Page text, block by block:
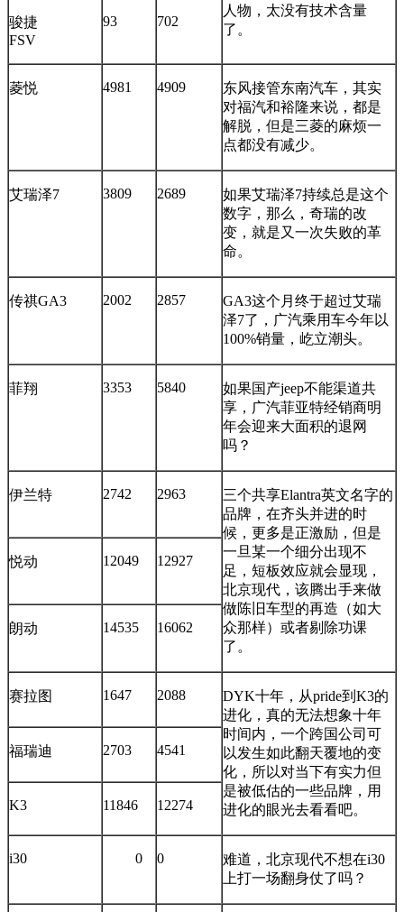
人物，太没有技术含量
了。
骏捷
FSV
93 702
菱悦 4981 4909
东风接管东南汽车，其实
对福汽和裕隆来说，都是
解脱，但是三菱的麻烦一
点都没有减少。
艾瑞泽7 3809 2689
如果艾瑞泽7持续总是这个
数字，那么，奇瑞的改
变，就是又一次失败的革
命。
传祺GA3 2002 2857
GA3这个月终于超过艾瑞
泽7了，广汽乘用车今年以
100%销量，屹立潮头。
菲翔 3353 5840
如果国产jeep不能渠道共
享，广汽菲亚特经销商明
年会迎来大面积的退网
吗？
伊兰特 2742 2963
三个共享Elantra英文名字的
品牌，在齐头并进的时
候，更多是正激励，但是
一旦某一个细分出现不
足，短板效应就会显现，
北京现代，该腾出手来做
做陈旧车型的再造（如大
众那样）或者剔除功课
了。
悦动 12049 12927
朗动 14535 16062
赛拉图 1647 2088
DYK十年，从pride到K3的
进化，真的无法想象十年
时间内，一个跨国公司可
以发生如此翻天覆地的变
化，所以对当下有实力但
是被低估的一些品牌，用
进化的眼光去看看吧。
福瑞迪 2703 4541
K3 11846 12274
i30 0 0
难道，北京现代不想在i30
上打一场翻身仗了吗？